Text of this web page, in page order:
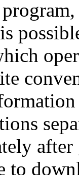
to